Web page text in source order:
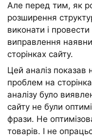
Але перед тим, як
розширення
виконати і
виправлення
сторінках сайту.
Цей аналіз показав
проблем на
аналізу було
сайту не були
фрази. Не
товарів. І не